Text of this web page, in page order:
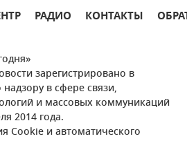
РАДИО КОНТАКТЫ
зарегистрировано в
в сфере связи,
и массовых коммуникаций
2014 года.
Cookie и автоматического